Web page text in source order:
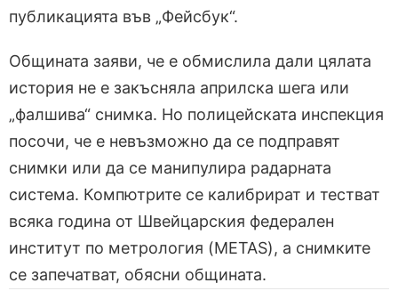
публикацията във „Фейсбук“.
Общината заяви, че е обмислила дали цялата
история не е закъсняла априлска шега или
„фалшива“ снимка. Но полицейската инспекция
посочи, че е невъзможно да се подправят
снимки или да се манипулира радарната
система. Компютрите се калибрират и тестват
всяка година от Швейцарския федерален
институт по метрология (METAS), а снимките
се запечатват, обясни общината.